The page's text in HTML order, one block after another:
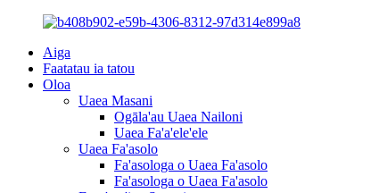
Aiga
Faatatau ia tatou
Oloa
Uaea Masani
Ogāla'au Uaea Nailoni
Uaea Fa'a'ele'ele
Uaea Fa'asolo
Fa'asologa o Uaea Fa'asolo
Fa'asologa o Uaea Fa'asolo